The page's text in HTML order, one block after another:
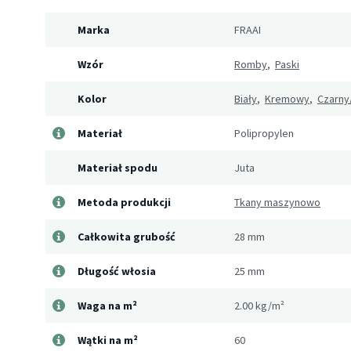
Marka FRAAI
Wzór Romby, Paski
Kolor Biały, Kremowy,
Materiał Polipropylen
Materiał spodu Juta
Metoda produkcji Tkany maszynowo
Całkowita grubość 28 mm
Długość włosia 25 mm
Waga na m² 2.00 kg/m²
Wątki na m² 60